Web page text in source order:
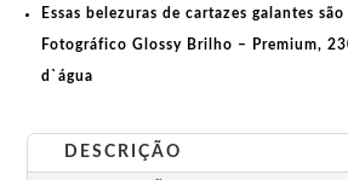
votação!
quantidade
Essas belezuras de cartazes galantes
Fotográfico Glossy Brilho – Premium,
d`água
DESCRIÇÃO